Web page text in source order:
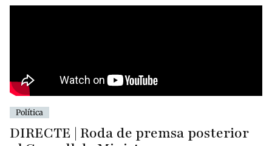
Política
DIRECTE | Roda de premsa posterior